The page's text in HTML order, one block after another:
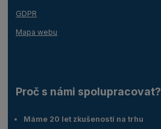
GDPR
Mapa webu
Proč s námi spolupracovat?
Máme 20 let zkušeností na trhu